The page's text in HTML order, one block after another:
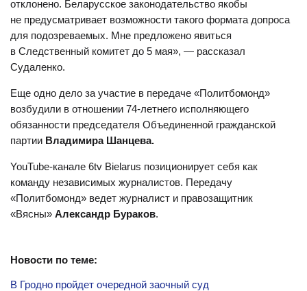
отклонено. Беларусское законодательство якобы
не предусматривает возможности такого формата допроса
для подозреваемых. Мне предложено явиться
в Следственный комитет до 5 мая», — рассказал
Судаленко.
Еще одно дело за участие в передаче «Политбомонд»
возбудили в отношении 74-летнего исполняющего
обязанности председателя Объединенной гражданской
партии Владимира Шанцева.
YouTube-канале 6tv Bielarus позиционирует себя как
команду независимых журналистов. Передачу
«Политбомонд» ведет журналист и правозащитник
«Вясны» Александр Бураков.
Новости по теме:
В Гродно пройдет очередной заочный суд